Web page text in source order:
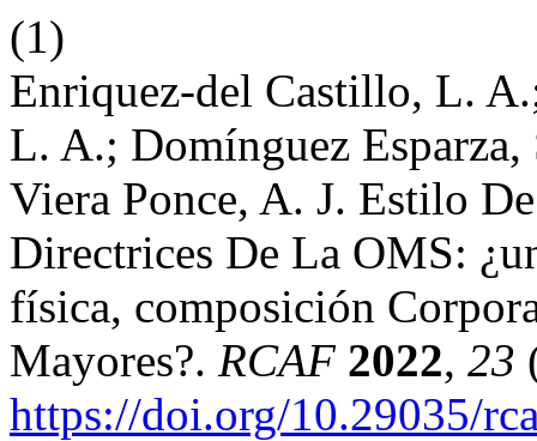
(1)
Enriquez-del Castillo, L.
L. A.; Domínguez
Viera Ponce, A. J. Estilo
Directrices De La OMS:
física, composición
Mayores?. RCAF 2022, 23
https://doi.org/10.29035/